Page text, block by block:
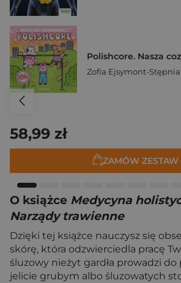
Polishcore. Nasza
Zofia Ejsymont-
58,99 zł
ZAMÓW ZESTAW
O książce Medycyna
Narządy trawienne
Dzięki tej książce nauczysz się
skórę, która odzwierciedla pracę
śluzowy nieżyt gardła prowadzi
jelicie grubym albo śluzowatych